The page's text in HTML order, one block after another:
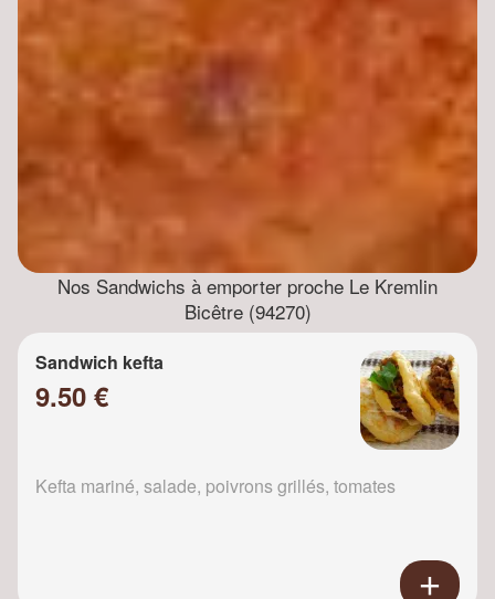
Nos Sandwichs à emporter proche Le Kremlin
Bicêtre (94270)
Sandwich kefta
9.50 €
Kefta mariné, salade, poivrons grillés, tomates